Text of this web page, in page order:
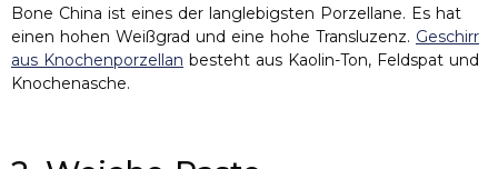
Bone China ist eines der langlebigsten Porzellane. Es hat
einen hohen Weißgrad und eine hohe Transluzenz. Geschirr
aus Knochenporzellan besteht aus Kaolin-Ton, Feldspat und
Knochenasche.